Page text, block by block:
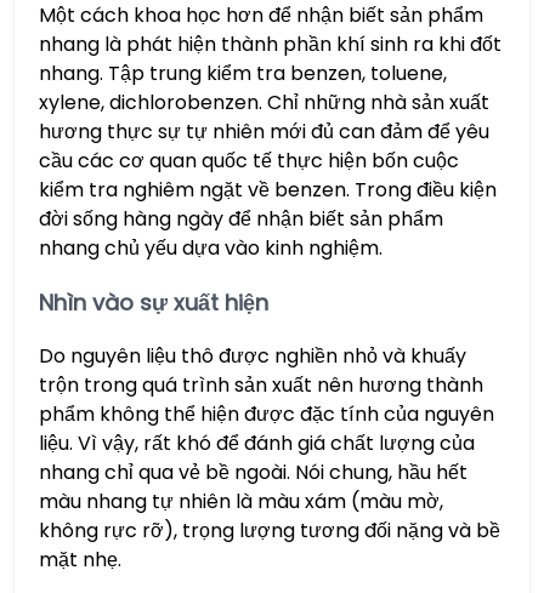
Một cách khoa học hơn để nhận biết sản phẩm
nhang là phát hiện thành phần khí sinh ra khi đốt
nhang. Tập trung kiểm tra benzen, toluene,
xylene, dichlorobenzen. Chỉ những nhà sản xuất
hương thực sự tự nhiên mới đủ can đảm để yêu
cầu các cơ quan quốc tế thực hiện bốn cuộc
kiểm tra nghiêm ngặt về benzen. Trong điều kiện
đời sống hàng ngày để nhận biết sản phẩm
nhang chủ yếu dựa vào kinh nghiệm.
Nhìn vào sự xuất hiện
Do nguyên liệu thô được nghiền nhỏ và khuấy
trộn trong quá trình sản xuất nên hương thành
phẩm không thể hiện được đặc tính của nguyên
liệu. Vì vậy, rất khó để đánh giá chất lượng của
nhang chỉ qua vẻ bề ngoài. Nói chung, hầu hết
màu nhang tự nhiên là màu xám (màu mờ,
không rực rỡ), trọng lượng tương đối nặng và bề
mặt nhẹ.